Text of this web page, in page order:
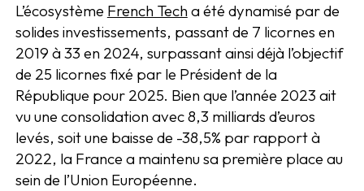
L’écosystème French Tech a été dynamisé par de
solides investissements, passant de 7 licornes en
2019 à 33 en 2024, surpassant ainsi déjà l’objectif
de 25 licornes fixé par le Président de la
République pour 2025. Bien que l’année 2023 ait
vu une consolidation avec 8,3 milliards d’euros
levés, soit une baisse de -38,5% par rapport à
2022, la France a maintenu sa première place au
sein de l’Union Européenne.